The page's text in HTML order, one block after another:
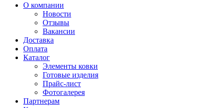
О компании
Новости
Отзывы
Вакансии
Доставка
Оплата
Каталог
Элементы ковки
Готовые изделия
Прайс-лист
Фотогалерея
Партнерам